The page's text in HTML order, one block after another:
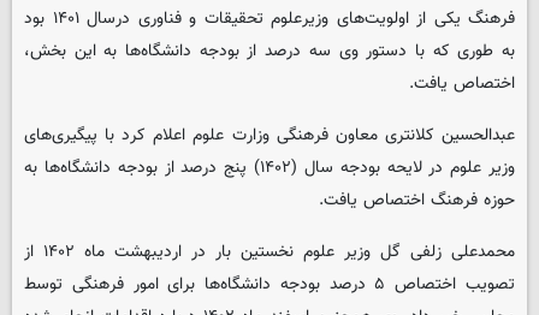
فرهنگ یکی از اولویت‌های وزیرعلوم تحقیقات و فناوری درسال ۱۴۰۱ بود
به طوری که با دستور وی سه درصد از بودجه دانشگاه‌ها به این بخش،
اختصاص یافت.
عبدالحسین کلانتری معاون فرهنگی وزارت علوم اعلام کرد با پیگیری‌های
وزیر علوم در لایحه بودجه سال (۱۴۰۲) پنج درصد از بودجه دانشگاه‌ها به
حوزه فرهنگ اختصاص یافت.
محمدعلی زلفی گل وزیر علوم نخستین بار در اردیبهشت ماه ۱۴۰۲ از
تصویب اختصاص ۵ درصد بودجه دانشگاه‌ها برای امور فرهنگی توسط